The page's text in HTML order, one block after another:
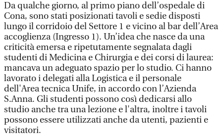
Da qualche giorno, al primo piano dell’ospedale di
Cona, sono stati posizionati tavoli e sedie disposti
lungo il corridoio del Settore 1 e vicino al bar dell’Area
accoglienza (Ingresso 1). Un’idea che nasce da una
criticità emersa e ripetutamente segnalata dagli
studenti di Medicina e Chirurgia e dei corsi di laurea:
mancava un adeguato spazio per lo studio. Ci hanno
lavorato i delegati alla Logistica e il personale
dell'Area tecnica Unife, in accordo con l’Azienda
S.Anna. Gli studenti possono così dedicarsi allo
studio anche tra una lezione e l'altra, inoltre i tavoli
possono essere utilizzati anche da utenti, pazienti e
visitatori.